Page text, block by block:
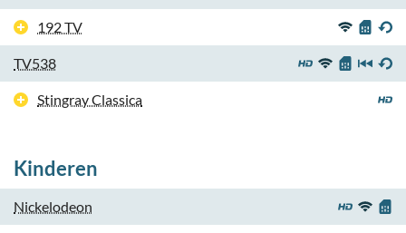
192 TV
TV538
Stingray Classica
Kinderen
Nickelodeon